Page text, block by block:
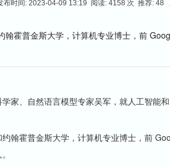
布时间: 2023-04-09 13:19 阅读: 4158 次 推荐: 48
霍普金斯大学，计算机专业博士，前
家、自然语言模型专家吴军，就人工智能
翰霍普金斯大学，计算机专业博士，前